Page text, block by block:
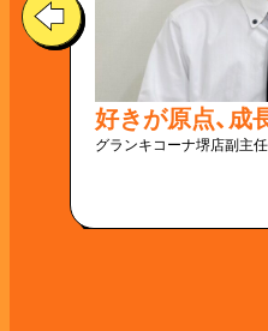
好きが原点、成
グランキコーナ堺店副主任